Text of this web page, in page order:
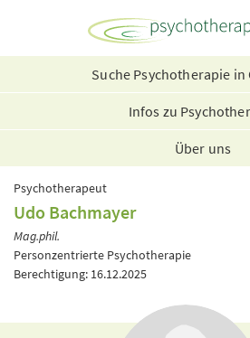
Suche Psychotherapie
Infos zu
Über uns
Psychotherapeut
Udo Bachmayer
Mag.phil.
Personzentrierte Psychotherapie
Berechtigung: 16.12.2025